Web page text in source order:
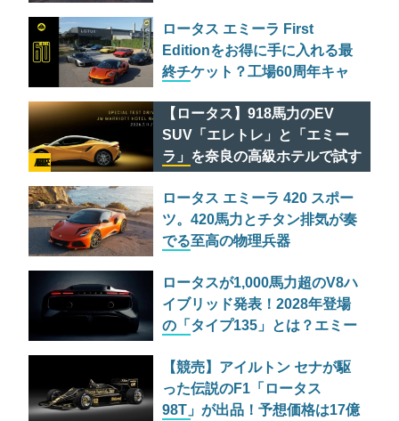
EXPERIENCE」とは
ロータス エミーラ First
Editionをお得に手に入れる最
終チケット？工場60周年キャ
貌
【ロータス】918馬力のEV
SUV「エレトレ」と「エミー
ラ」を奈良の高級ホテルで試す
AD FEATURE
ロータス エミーラ 420 スポー
ツ。420馬力とチタン排気が奏
でる至高の物理兵器
ロータスが1,000馬力超のV8ハ
イブリッド発表！2028年登場
の「タイプ135」とは？エミー
【競売】アイルトン セナが駆
った伝説のF1「ロータス
98T」が出品！予想価格は17億